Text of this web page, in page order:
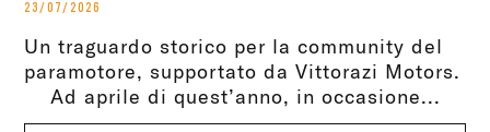
23/07/2026
Un traguardo storico per la community del
paramotore, supportato da Vittorazi Motors.
Ad aprile di quest’anno, in occasione...